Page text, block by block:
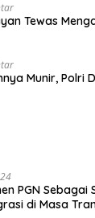
Tewas
Munir, Polri
PGN Sebagai
di Masa